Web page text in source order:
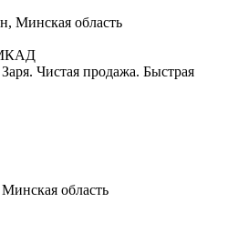
Минская область
Чистая продажа. Быстрая
область